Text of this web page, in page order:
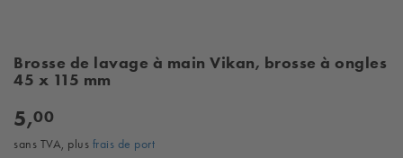
Brosse de lavage à main Vikan, brosse à ongles
45 x 115 mm
5,00
sans TVA, plus frais de port